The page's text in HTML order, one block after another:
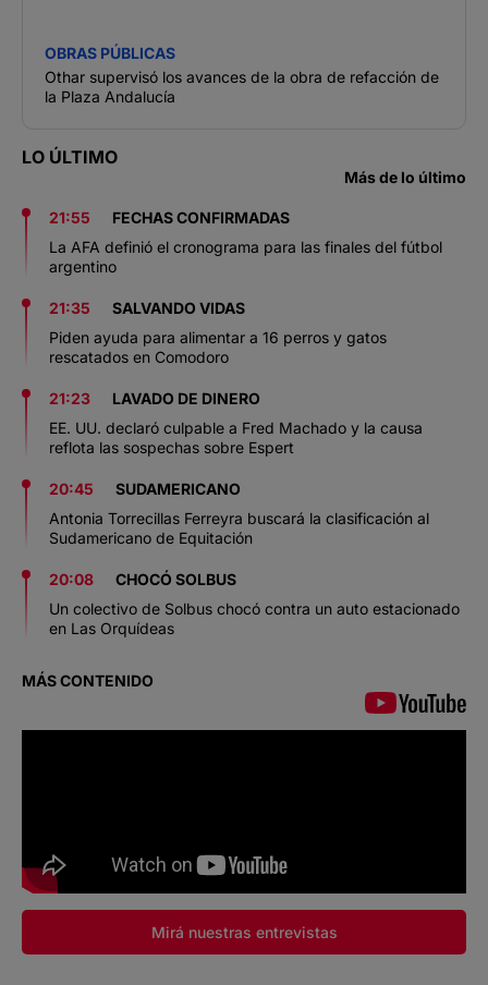
OBRAS PÚBLICAS
Othar supervisó los avances de la obra de refacción de
la Plaza Andalucía
LO ÚLTIMO
Más de lo último
21:55
FECHAS CONFIRMADAS
La AFA definió el cronograma para las finales del fútbol
argentino
21:35
SALVANDO VIDAS
Piden ayuda para alimentar a 16 perros y gatos
rescatados en Comodoro
21:23
LAVADO DE DINERO
EE. UU. declaró culpable a Fred Machado y la causa
reflota las sospechas sobre Espert
20:45
SUDAMERICANO
Antonia Torrecillas Ferreyra buscará la clasificación al
Sudamericano de Equitación
20:08
CHOCÓ SOLBUS
Un colectivo de Solbus chocó contra un auto estacionado
en Las Orquídeas
MÁS CONTENIDO
Mirá nuestras entrevistas